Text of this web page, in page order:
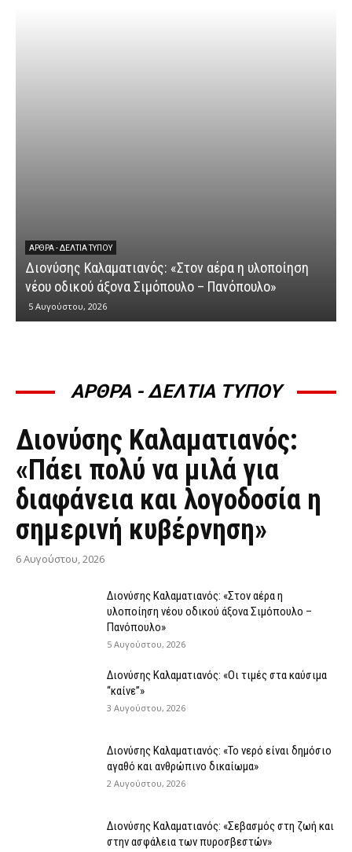
ΆΡΘΡΑ - ΔΕΛΤΊΑ ΤΎΠΟΥ
Διονύσης Καλαματιανός: «Στον αέρα η υλοποίηση
νέου οδικού άξονα Σιμόπουλο – Πανόπουλο»
5 Αυγούστου, 2026
ΑΡΘΡΑ - ΔΕΛΤΙΑ ΤΥΠΟΥ
ΆΡΘΡΑ - ΔΕΛΤΊΑ ΤΎΠΟΥ
Διονύσης Καλαματιανός:
«Πάει πολύ να μιλά για
διαφάνεια και λογοδοσία η
σημερινή κυβέρνηση»
6 Αυγούστου, 2026
Διονύσης Καλαματιανός: «Στον αέρα η
υλοποίηση νέου οδικού άξονα Σιμόπουλο –
Πανόπουλο»
5 Αυγούστου, 2026
Διονύσης Καλαματιανός: «Οι τιμές στα καύσιμα
“καίνε”»
3 Αυγούστου, 2026
Διονύσης Καλαματιανός: «Το νερό είναι δημόσιο
αγαθό και ανθρώπινο δικαίωμα»
2 Αυγούστου, 2026
Διονύσης Καλαματιανός: «Σεβασμός στη ζωή και
στην ασφάλεια των πυροσβεστών»